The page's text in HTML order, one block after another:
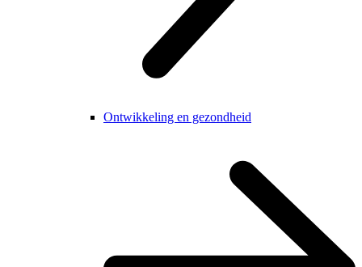
Ontwikkeling en gezondheid